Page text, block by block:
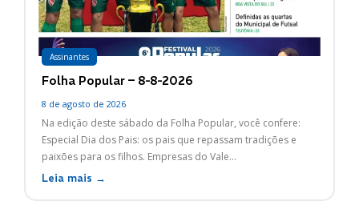
Assinantes
Folha Popular – 8-8-2026
8 de agosto de 2026
Na edição deste sábado da Folha Popular, você confere:
Especial Dia dos Pais: os pais que repassam tradições e
paixões para os filhos. Empresas do Vale...
Leia mais →